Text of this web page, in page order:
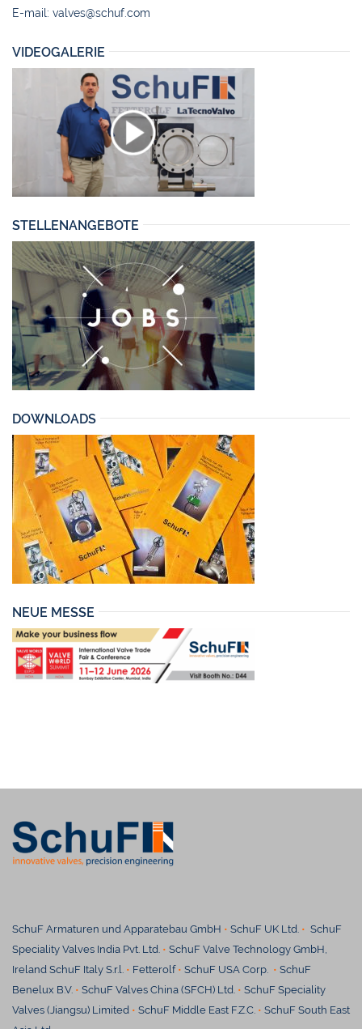
E-mail: valves@schuf.com
VIDEOGALERIE
STELLENANGEBOTE
DOWNLOADS
NEUE MESSE
SchuF Armaturen und Apparatebau GmbH • SchuF UK Ltd. • SchuF
Speciality Valves India Pvt. Ltd. • SchuF Valve Technology GmbH,
Ireland SchuF Italy S.r.l. • Fetterolf• SchuF USA Corp. • SchuF
Benelux B.V. • SchuF Valves China (SFCH) Ltd. • SchuF Speciality
Valves (Jiangsu) Limited • SchuF Middle East F.Z.C. • SchuF South East